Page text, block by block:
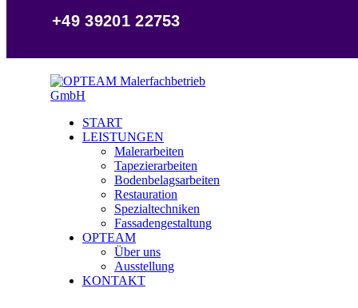
+49 39201 22753
START
LEISTUNGEN
Malerarbeiten
Tapezierarbeiten
Bodenbelagsarbeiten
Restauration
Spezialtechniken
Fassadengestaltung
OPTEAM
Über uns
Ausstellung
KONTAKT